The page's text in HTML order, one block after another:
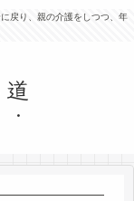
戻り、親の介護をしつつ、年